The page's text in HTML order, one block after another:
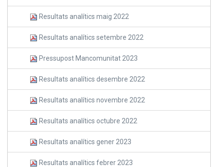
Resultats analítics maig 2022
Resultats analítics setembre 2022
Pressupost Mancomunitat 2023
Resultats analítics desembre 2022
Resultats analítics novembre 2022
Resultats analítics octubre 2022
Resultats analítics gener 2023
Resultats analítics febrer 2023